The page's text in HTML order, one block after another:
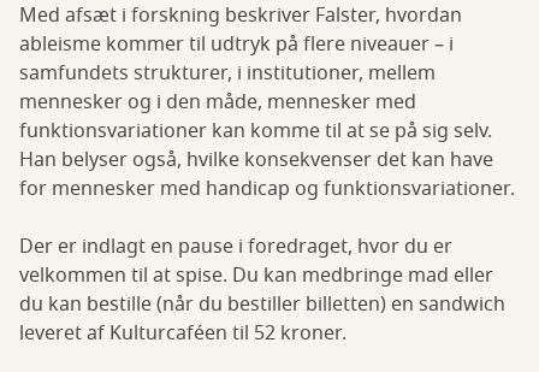
Med afsæt i forskning beskriver Falster, hvordan
ableisme kommer til udtryk på flere niveauer – i
samfundets strukturer, i institutioner, mellem
mennesker og i den måde, mennesker med
funktionsvariationer kan komme til at se på sig selv.
Han belyser også, hvilke konsekvenser det kan have
for mennesker med handicap og funktionsvariationer.
Der er indlagt en pause i foredraget, hvor du er
velkommen til at spise. Du kan medbringe mad eller
du kan bestille (når du bestiller billetten) en sandwich
leveret af Kulturcaféen til 52 kroner.